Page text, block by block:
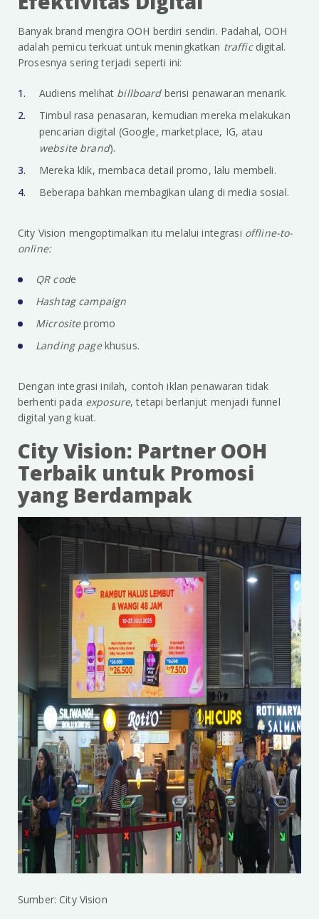
Banyak brand mengira OOH berdiri sendiri. Padahal, OOH
adalah pemicu terkuat untuk meningkatkan traffic digital.
Prosesnya sering terjadi seperti ini:
Audiens melihat billboard berisi penawaran menarik.
Timbul rasa penasaran, kemudian mereka melakukan
pencarian digital (Google, marketplace, IG, atau
website brand).
Mereka klik, membaca detail promo, lalu membeli.
Beberapa bahkan membagikan ulang di media sosial.
City Vision mengoptimalkan itu melalui integrasi offline-to-
online:
QR code
Hashtag campaign
Micrositepromo
Landing pagekhusus.
Dengan integrasi inilah, contoh iklan penawaran tidak
berhenti pada exposure, tetapi berlanjut menjadi funnel
digital yang kuat.
City Vision: Partner OOH
Terbaik untuk Promosi
yang Berdampak
Sumber: City Vision